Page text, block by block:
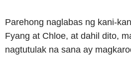
Parehong naglabas ng kani-
Fyang at Chloe, at dahil dito,
nagtutulak na sana ay